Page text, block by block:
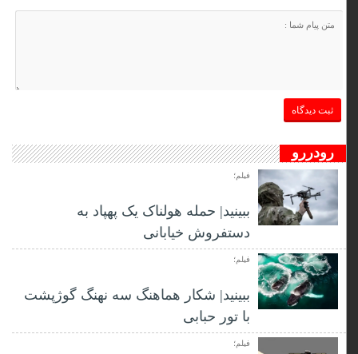
رودررو
فیلم؛
ببینید| حمله هولناک یک پهپاد به
دستفروش خیابانی
فیلم؛
ببینید| شکار هماهنگ سه نهنگ گوژپشت
با تور حبابی
فیلم؛